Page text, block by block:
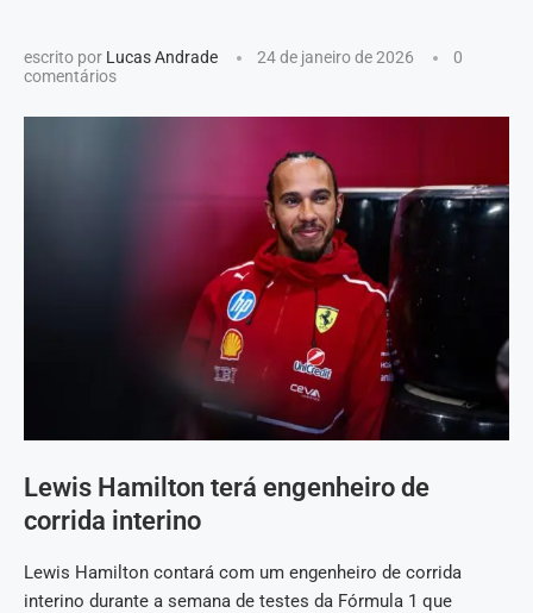
escrito por Lucas Andrade 24 de janeiro de 2026
0
comentários
Lewis Hamilton terá engenheiro de
corrida interino
Lewis Hamilton contará com um engenheiro de corrida
interino durante a semana de testes da Fórmula 1 que